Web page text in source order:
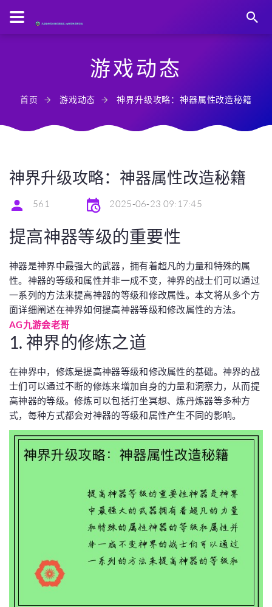
游戏动态
首页 游戏动态 神界升级攻略：神器属性改造秘籍
神界升级攻略：神器属性改造秘籍
561 2025-06-23 09:17:45
提高神器等级的重要性
神器是神界中最强大的武器，拥有着超凡的力量和特殊的属
性。神器的等级和属性并非一成不变，神界的战士们可以通过
一系列的方法来提高神器的等级和修改属性。本文将从多个方
面详细阐述在神界如何提高神器等级和修改属性的方法。
AG九游会老哥
1. 神界的修炼之道
在神界中，修炼是提高神器等级和修改属性的基础。神界的战
士们可以通过不断的修炼来增加自身的力量和洞察力，从而提
高神器的等级。修炼可以包括打坐冥想、炼丹炼器等多种方
式，每种方式都会对神器的等级和属性产生不同的影响。